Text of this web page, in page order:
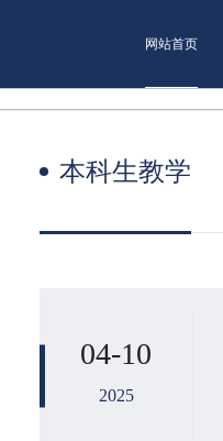
网站首页
本科生教学
04-10
2025